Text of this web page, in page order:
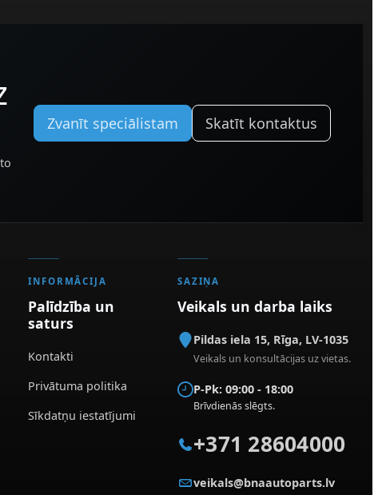
Zvanīt speciālistam Skatīt kontaktus
INFORMĀCIJA
Palīdzība un
saturs
Kontakti
Privātuma politika
Sīkdatņu iestatījumi
SAZIŅA
Veikals un darba laiks
Pildas iela 15, Rīga, LV-1035
Veikals un konsultācijas uz vietas.
P-Pk: 09:00 - 18:00
Brīvdienās slēgts.
+371 28604000
veikals@bnaautoparts.lv